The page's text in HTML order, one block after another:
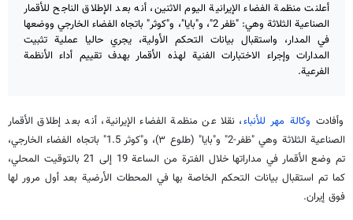
أعلنت منظمة الفضاء الإيرانية اليوم الاثنين، أنه بعد الإطلاق الناجح للأقمار
الصناعية الثلاثة وهي: "ظفر 2"، و"بايا"، و"كوثر" باتجاه الفضاء الخارجي ووضعها
في المدار، واستقبال بيانات التحكم الأولية، يجري حاليا عملية تثبيت
المدارات وإجراء الاختبارات الفنية لهذه الأقمار بهدف تقييم أداء الأنظمة
الفرعية.
وأفادت وكالة مهر للأنباء، نقلا عن منظمة الفضاء الإيرانية، أنه بعد إطلاق الأقمار
الصناعية الثلاثة وهي "ظفر-2" و"بايا" (طلوع ۳)، و"كوثر 1.5" باتجاه الفضاء الخارجي،
تم وضع الأقمار في مداراتها خلال الفترة من الساعة 19 إلى 21 بالتوقيت المحلي،
كما تم استقبال بيانات التحكم الخاصة بها في المحطات الأرضية بعد أول مرور لها
فوق إيران.